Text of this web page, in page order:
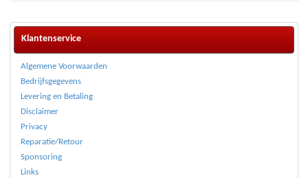
Klantenservice
Algemene Voorwaarden
Bedrijfsgegevens
Levering en Betaling
Disclaimer
Privacy
Reparatie/Retour
Sponsoring
Links